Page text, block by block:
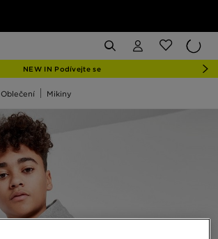
NEW IN Podívejte se
Oblečení Mikiny